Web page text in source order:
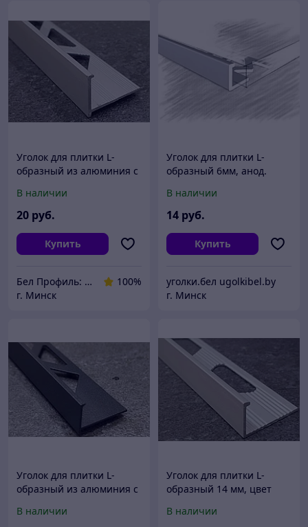
Уголок для плитки L-
образный из алюминия с
матовое 270 см
В наличии
20 руб.
Купить
Бел Профиль: Уголки для плитки, профили для плитки, алюминиевые уголки, пороги для пола.
100%
г. Минск
Уголок для плитки L-
образный 6мм, анод.
В наличии
14 руб.
Купить
уголки.бел ugolkibel.by
г. Минск
Уголок для плитки L-
образный из алюминия с
270 см
В наличии
Уголок для плитки L-
образный 14 мм, цвет
В наличии